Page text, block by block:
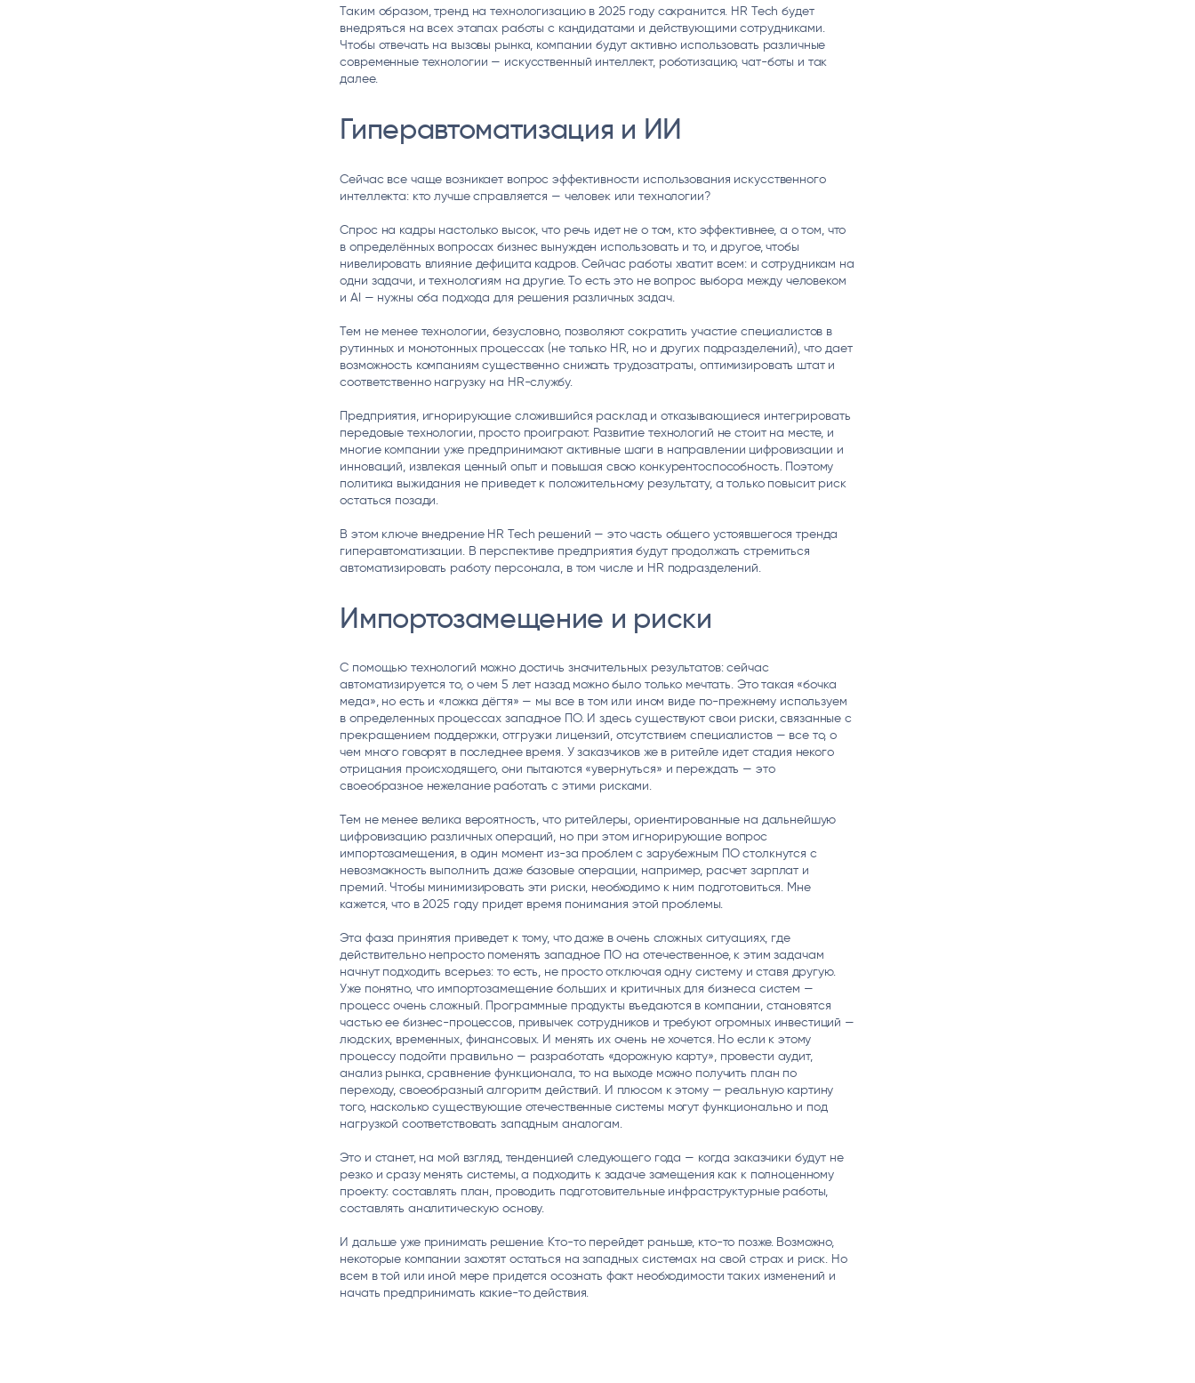
Таким образом, тренд на технологизацию в 2025 году сохранится. HR Tech будет
внедряться на всех этапах работы с кандидатами и действующими сотрудниками.
Чтобы отвечать на вызовы рынка, компании будут активно использовать различные
современные технологии — искусственный интеллект, роботизацию, чат-боты и так
далее.
Гиперавтоматизация и ИИ
Сейчас все чаще возникает вопрос эффективности использования искусственного
интеллекта: кто лучше справляется — человек или технологии?
Спрос на кадры настолько высок, что речь идет не о том, кто эффективнее, а о том, что
в определённых вопросах бизнес вынужден использовать и то, и другое, чтобы
нивелировать влияние дефицита кадров. Сейчас работы хватит всем: и сотрудникам на
одни задачи, и технологиям на другие. То есть это не вопрос выбора между человеком
и AI — нужны оба подхода для решения различных задач.
Тем не менее технологии, безусловно, позволяют сократить участие специалистов в
рутинных и монотонных процессах (не только HR, но и других подразделений), что дает
возможность компаниям существенно снижать трудозатраты, оптимизировать штат и
соответственно нагрузку на HR-службу.
Предприятия, игнорирующие сложившийся расклад и отказывающиеся интегрировать
передовые технологии, просто проиграют. Развитие технологий не стоит на месте, и
многие компании уже предпринимают активные шаги в направлении цифровизации и
инноваций, извлекая ценный опыт и повышая свою конкурентоспособность. Поэтому
политика выжидания не приведет к положительному результату, а только повысит риск
остаться позади.
В этом ключе внедрение HR Tech решений — это часть общего устоявшегося тренда
гиперавтоматизации. В перспективе предприятия будут продолжать стремиться
автоматизировать работу персонала, в том числе и HR подразделений.
Импортозамещение и риски
С помощью технологий можно достичь значительных результатов: сейчас
автоматизируется то, о чем 5 лет назад можно было только мечтать. Это такая «бочка
меда», но есть и «ложка дёгтя» — мы все в том или ином виде по-прежнему используем
в определенных процессах западное ПО. И здесь существуют свои риски, связанные с
прекращением поддержки, отгрузки лицензий, отсутствием специалистов — все то, о
чем много говорят в последнее время. У заказчиков же в ритейле идет стадия некого
отрицания происходящего, они пытаются «увернуться» и переждать — это
своеобразное нежелание работать с этими рисками.
Тем не менее велика вероятность, что ритейлеры, ориентированные на дальнейшую
цифровизацию различных операций, но при этом игнорирующие вопрос
импортозамещения, в один момент из-за проблем с зарубежным ПО столкнутся с
невозможность выполнить даже базовые операции, например, расчет зарплат и
премий. Чтобы минимизировать эти риски, необходимо к ним подготовиться. Мне
кажется, что в 2025 году придет время понимания этой проблемы.
Эта фаза принятия приведет к тому, что даже в очень сложных ситуациях, где
действительно непросто поменять западное ПО на отечественное, к этим задачам
начнут подходить всерьез: то есть, не просто отключая одну систему и ставя другую.
Уже понятно, что импортозамещение больших и критичных для бизнеса систем —
процесс очень сложный. Программные продукты въедаются в компании, становятся
частью ее бизнес-процессов, привычек сотрудников и требуют огромных инвестиций —
людских, временных, финансовых. И менять их очень не хочется. Но если к этому
процессу подойти правильно — разработать «дорожную карту», провести аудит,
анализ рынка, сравнение функционала, то на выходе можно получить план по
переходу, своеобразный алгоритм действий. И плюсом к этому — реальную картину
того, насколько существующие отечественные системы могут функционально и под
нагрузкой соответствовать западным аналогам.
Это и станет, на мой взгляд, тенденцией следующего года — когда заказчики будут не
резко и сразу менять системы, а подходить к задаче замещения как к полноценному
проекту: составлять план, проводить подготовительные инфраструктурные работы,
составлять аналитическую основу.
И дальше уже принимать решение. Кто-то перейдет раньше, кто-то позже. Возможно,
некоторые компании захотят остаться на западных системах на свой страх и риск. Но
всем в той или иной мере придется осознать факт необходимости таких изменений и
начать предпринимать какие-то действия.